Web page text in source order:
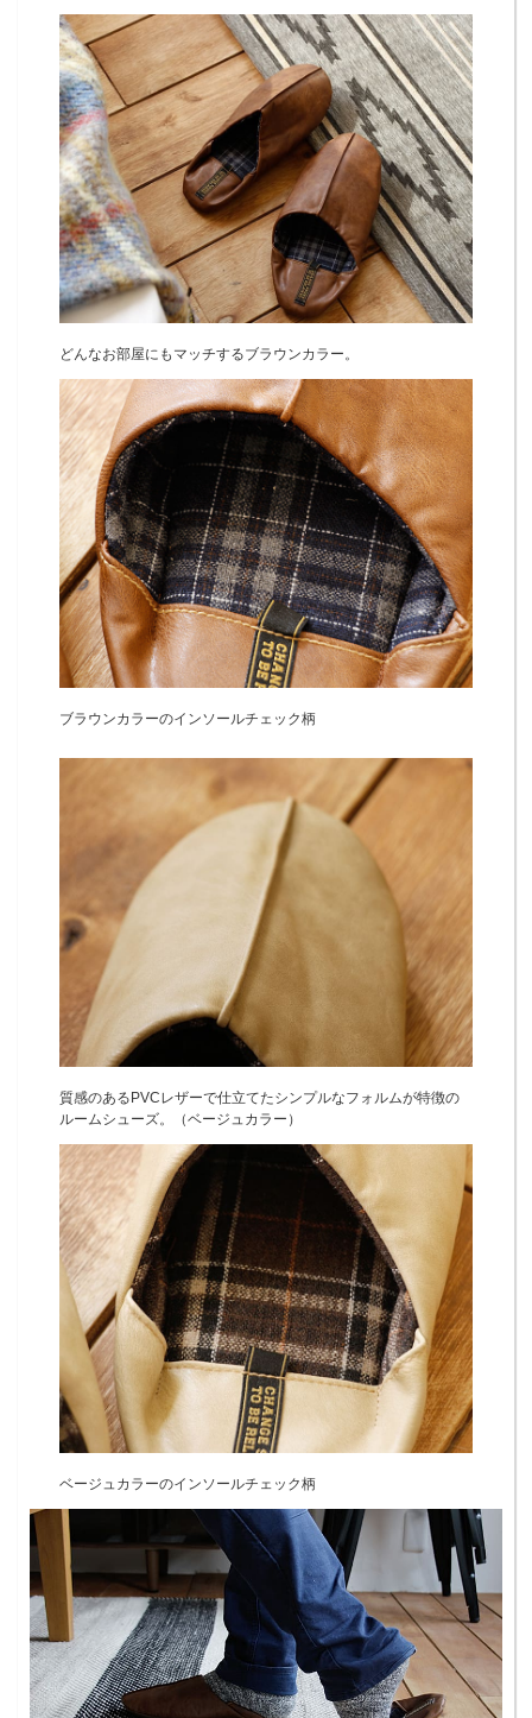
どんなお部屋にもマッチするブラウンカラー。
ブラウンカラーのインソールチェック柄
質感のあるPVCレザーで仕立てたシンプルなフォルムが特徴の
ルームシューズ。（ベージュカラー）
ベージュカラーのインソールチェック柄